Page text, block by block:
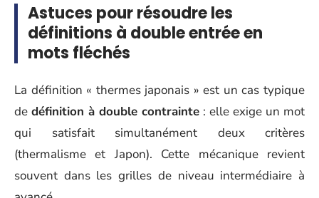
Astuces pour résoudre les
définitions à double entrée en
mots fléchés
La définition « thermes japonais » est un cas typique
de définition à double contrainte : elle exige un mot
qui satisfait simultanément deux critères
(thermalisme et Japon). Cette mécanique revient
souvent dans les grilles de niveau intermédiaire à